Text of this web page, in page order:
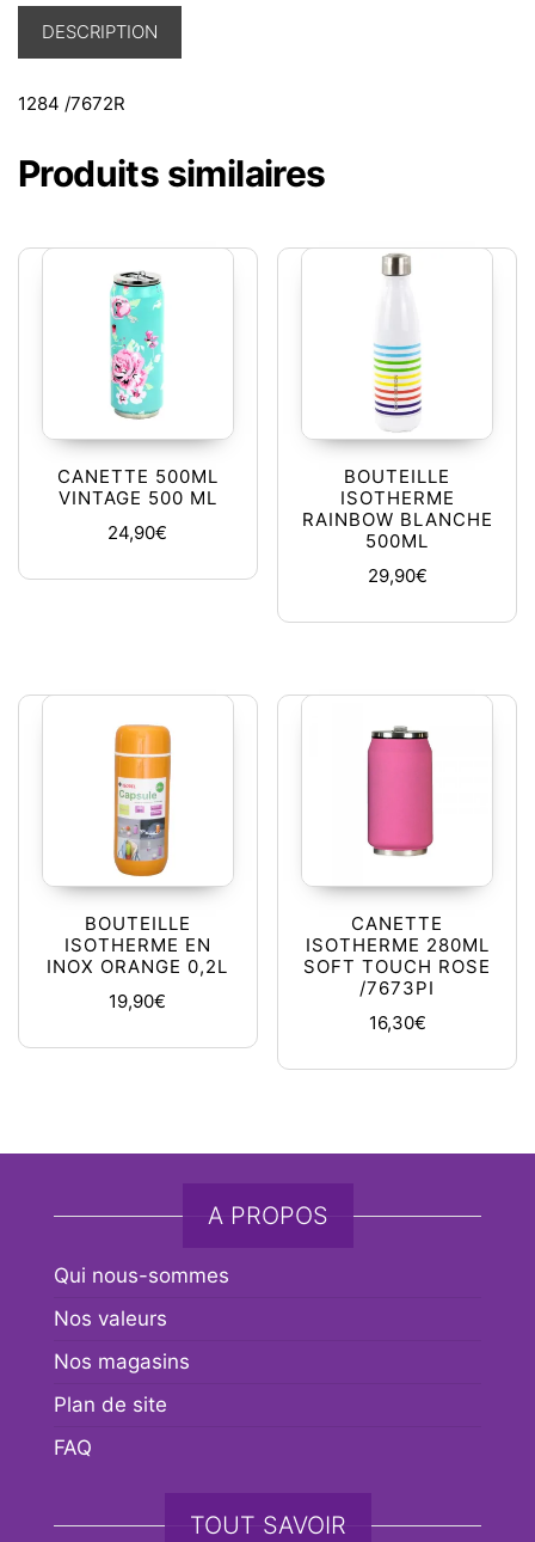
DESCRIPTION
1284 /7672R
Produits similaires
CANETTE 500ML
VINTAGE 500 ML
24,90€
BOUTEILLE
ISOTHERME
RAINBOW BLANCHE
500ML
29,90€
BOUTEILLE
ISOTHERME EN
INOX ORANGE 0,2L
19,90€
CANETTE
ISOTHERME 280ML
SOFT TOUCH ROSE
/7673PI
16,30€
A PROPOS
Qui nous-sommes
Nos valeurs
Nos magasins
Plan de site
FAQ
TOUT SAVOIR